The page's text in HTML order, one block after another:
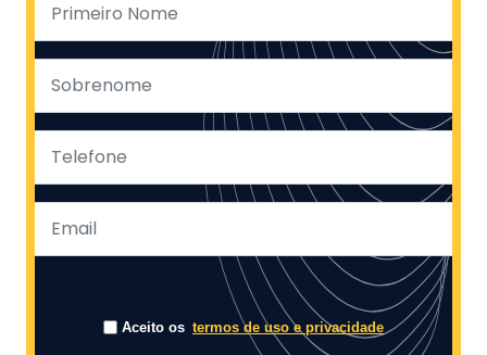
Aceito os termos de uso e privacidade